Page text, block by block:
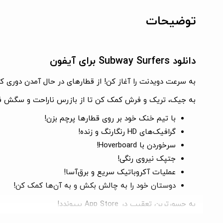
توضیحات
دانلود Subway Surfers برای آیفون
به سرعت دویدنت را آغاز کن! از قطارهای در حال آمدن دوری
به جیک، تریک و فرش کمک کن تا از بازرس ناراحت و سگش
با تیم خنک خود بر روی قطارها پرچم بزن!
گرافیک‌های HD رنگارنگ و زنده!
سرخوردن با Hoverboard!
جتپک نیروی رنگی!
عملیات آکروباتیک سریع و برق‌آسا!
دوستان خود را به چالش بکش و به آن‌ها کمک کن!
به جسورترین تعقیب در App Store بپیوندد!